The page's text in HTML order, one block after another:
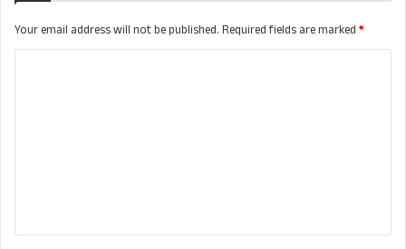
Your email address will not be published. Required fields are marked *